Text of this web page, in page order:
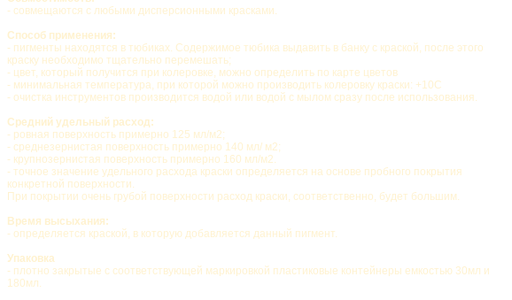
- совмещаются с любыми дисперсионными красками.
Способ применения:
- пигменты находятся в тюбиках. Содержимое тюбика выдавить в банку с краской, после этого
краску необходимо тщательно перемешать;
- цвет, который получится при колеровке, можно определить по карте цветов
- минимальная температура, при которой можно производить колеровку краски: +10С
- очистка инструментов производится водой или водой с мылом сразу после использования.
Средний удельный расход:
- ровная поверхность примерно 125 мл/м2;
- среднезернистая поверхность примерно 140 мл/ м2;
- крупнозернистая поверхность примерно 160 мл/м2.
- точное значение удельного расхода краски определяется на основе пробного покрытия
конкретной поверхности.
При покрытии очень грубой поверхности расход краски, соответственно, будет большим.
Время высыхания:
- определяется краской, в которую добавляется данный пигмент.
Упаковка
- плотно закрытые с соответствующей маркировкой пластиковые контейнеры емкостью 30мл и
180мл.